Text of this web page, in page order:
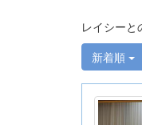
レイシー
新着順